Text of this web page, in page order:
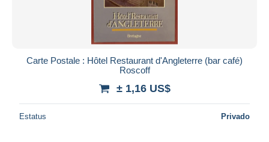
Carte Postale : Hôtel Restaurant d'Angleterre (bar café)
Roscoff
± 1,16 US$
Estatus Privado